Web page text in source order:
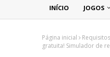
INÍCIO JOGOS
Página inicial
gratuita! Simulador de